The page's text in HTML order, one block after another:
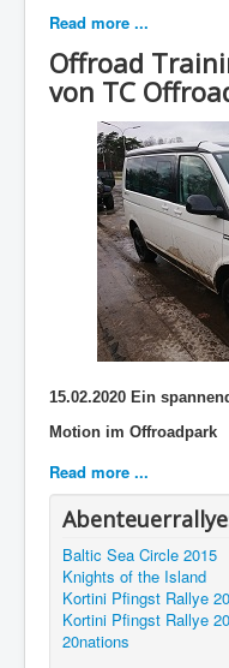
Read more ...
Offroad
von TC
15.02.2020 Ein
Motion im Offroadpark
Read more ...
Baltic Sea Circle 2015
Knights of the Island
Kortini Pfingst Rallye
Kortini Pfingst Rallye
20nations